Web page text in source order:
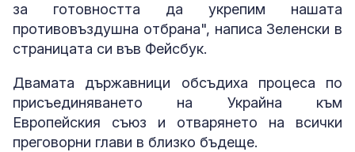
за готовността да укрепим нашата
противовъздушна отбрана", написа Зеленски в
страницата си във Фейсбук.
Двамата държавници обсъдиха процеса по
присъединяването на Украйна към
Европейския съюз и отварянето на всички
преговорни глави в близко бъдеще.